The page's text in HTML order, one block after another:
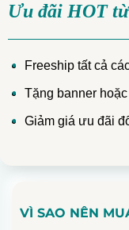
Ưu đãi HOT
Freeship tất cả
Tặng banner
Giảm giá ưu đãi
VÌ SAO NÊN